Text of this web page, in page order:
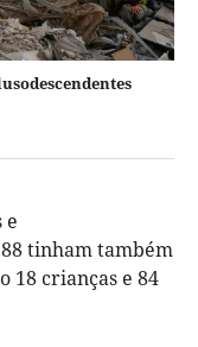
e
tinham também
18 crianças e 84